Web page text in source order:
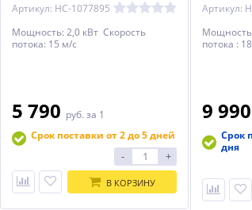
Артикул: НС-1077895
Мощность: 2,0 кВт Скорость
потока: 15 м/с
5 790 руб. за 1
Срок поставки от 2 до 5 дней
- +
В КОРЗИНУ
Артикул:
потока :
9 990
Срок
дня